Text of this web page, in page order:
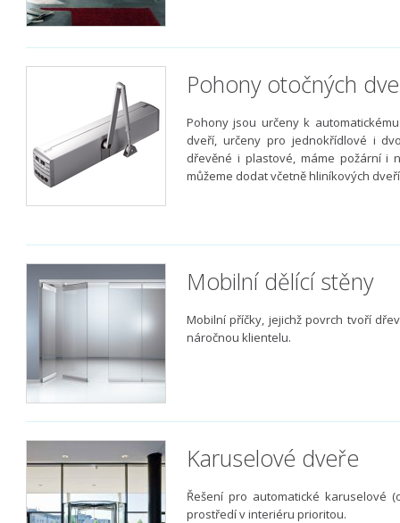
Pohony otočných
Pohony jsou určeny k
dveří, určeny pro jednokřídlové i
dřevěné i plastové, máme požární i
můžeme dodat včetně hliníkových
Mobilní dělící stěny
Mobilní příčky, jejichž povrch tvoří
náročnou klientelu.
Karuselové dveře
Řešení pro automatické karuselové
prostředí v interiéru prioritou.